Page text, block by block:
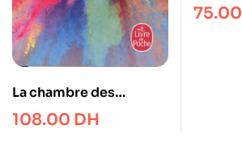
La chambre des
merveilles
108.00 DH
75.00